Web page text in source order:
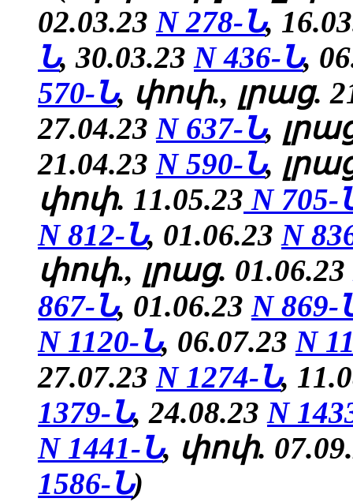
02.03.23 N 278-Ն,
Ն, 30.03.23 N 436-Ն,
570-Ն, փոփ., լրաց.
27.04.23 N 637-Ն,
21.04.23 N 590-Ն,
փոփ. 11.05.23 N 705-
N 812-Ն, 01.06.23 N
փոփ., լրաց. 01.06.23
867-Ն, 01.06.23 N 869-
N 1120-Ն, 06.07.23 N
27.07.23 N 1274-Ն,
1379-Ն,24.08.23 N
N 1441-Ն, փոփ.
1586-Ն)